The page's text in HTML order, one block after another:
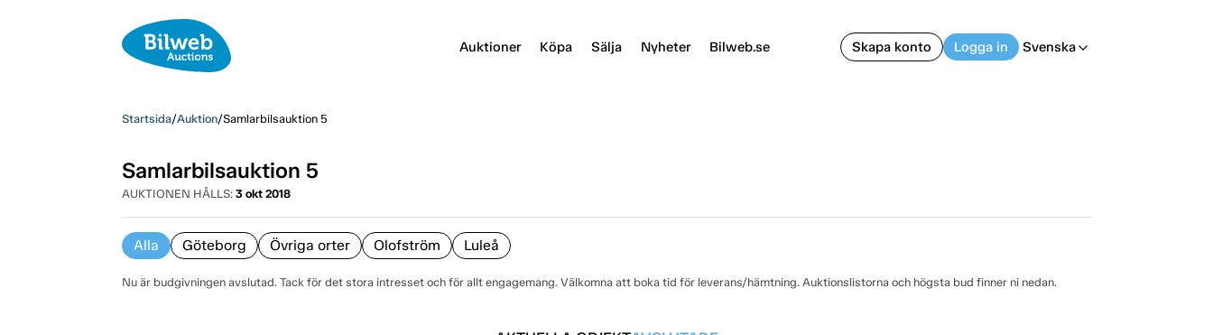
Auktioner Köpa Sälja Nyheter Bilweb.se Skapa konto Logga in Svenska arrow_back_ios
Startsida/Auktion/Samlarbilsauktion 5
Samlarbilsauktion 5
AUKTIONEN HÅLLS: 3 okt 2018
Alla Göteborg Övriga orter Olofström Luleå
Nu är budgivningen avslutad. Tack för det stora intresset och för allt engagemang. Välkomna att boka tid för leverans/hämtning. Auktionslistorna och högsta bud finner ni nedan.